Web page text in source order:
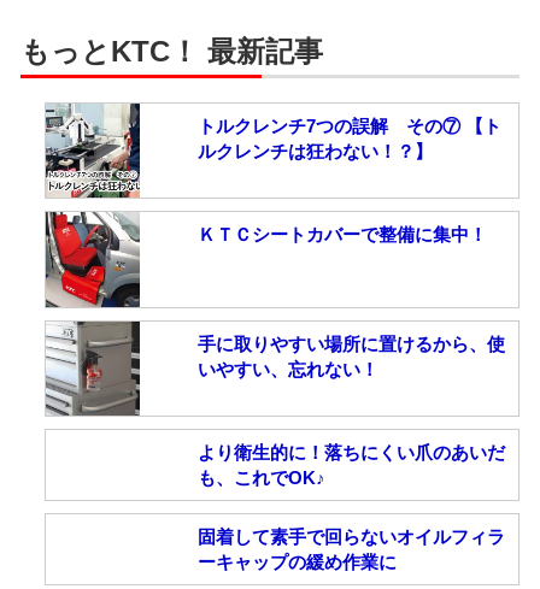
もっとKTC！ 最新記事
トルクレンチ7つの誤解 その⑦ 【ト
ルクレンチは狂わない！？】
ＫＴＣシートカバーで整備に集中！
手に取りやすい場所に置けるから、使
いやすい、忘れない！
より衛生的に！落ちにくい爪のあいだ
も、これでOK♪
固着して素手で回らないオイルフィラ
ーキャップの緩め作業に